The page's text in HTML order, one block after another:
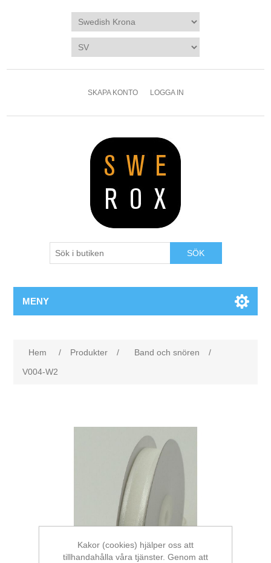
SKAPA KONTO LOGGA IN
SÖK
MENY
Hem / Produkter / Band och snören
/
V004-W2
Kakor (cookies) hjälper oss att
tillhandahålla våra tjänster. Genom att